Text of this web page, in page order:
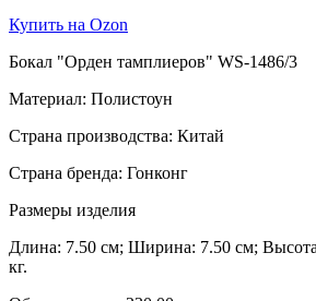
Купить на Ozon
Бокал "Орден тамплиеров" WS-1486/3
Материал: Полистоун
Страна производства: Китай
Страна бренда: Гонконг
Размеры изделия
Длина: 7.50 см; Ширина: 7.50 см;
кг.